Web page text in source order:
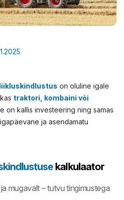
liikluskindlustus on oluline igale
traktori, kombaini või
on kallis investeering ning samas
ja asendamatu
kalkulaator
mugavalt – tutvu tingimustega